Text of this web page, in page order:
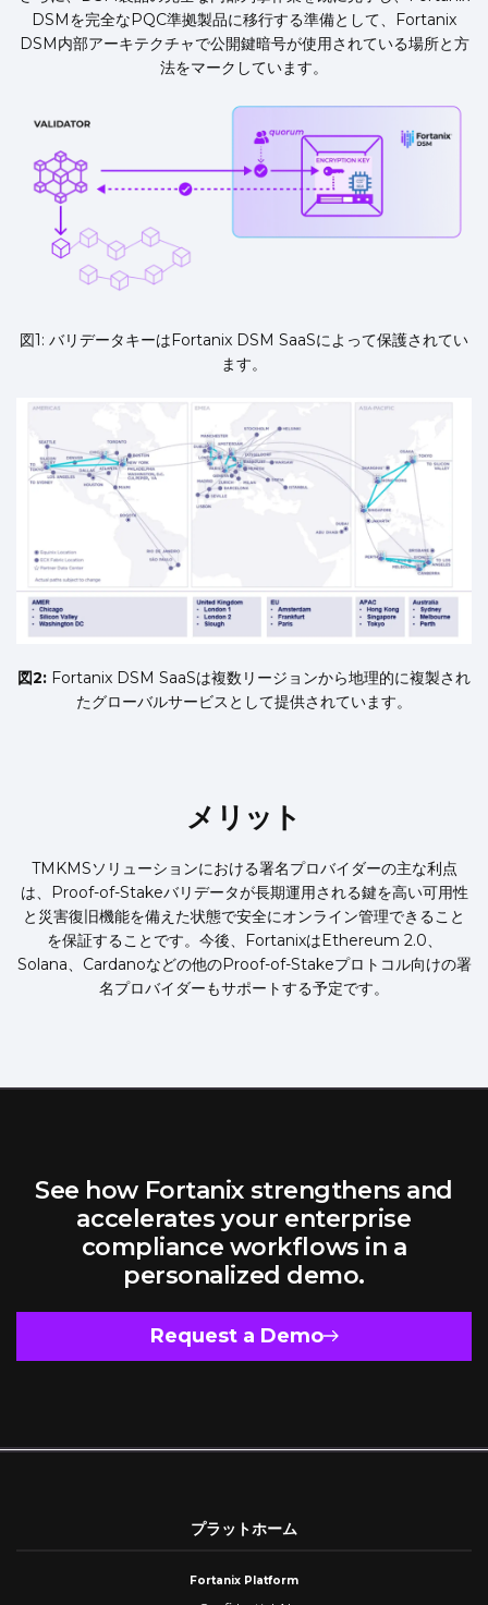
DSMを完全なPQC準拠製品に移行する準備として、Fortanix
DSM内部アーキテクチャで公開鍵暗号が使用されている場所と方
法をマークしています。
図1: バリデータキーはFortanix DSM SaaSによって保護されてい
ます。
図2: Fortanix DSM SaaSは複数リージョンから地理的に複製され
たグローバルサービスとして提供されています。
メリット
TMKMSソリューションにおける署名プロバイダーの主な利点
は、Proof-of-Stakeバリデータが長期運用される鍵を高い可用性
と災害復旧機能を備えた状態で安全にオンライン管理できること
を保証することです。今後、FortanixはEthereum 2.0、
Solana、Cardanoなどの他のProof-of-Stakeプロトコル向けの署
名プロバイダーもサポートする予定です。
See how Fortanix strengthens and
accelerates your enterprise
compliance workflows in a
personalized demo.
Request a Demo
プラットホーム
Fortanix Platform